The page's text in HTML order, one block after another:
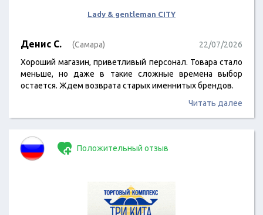
Lady & gentleman CITY
Денис С. (Самара)
22/07/2026
Хороший магазин, приветливый персонал. Товара стало
меньше, но даже в такие сложные времена выбор
остается. Ждем возврата старых именнитых брендов.
Читать далее
Положительный отзыв